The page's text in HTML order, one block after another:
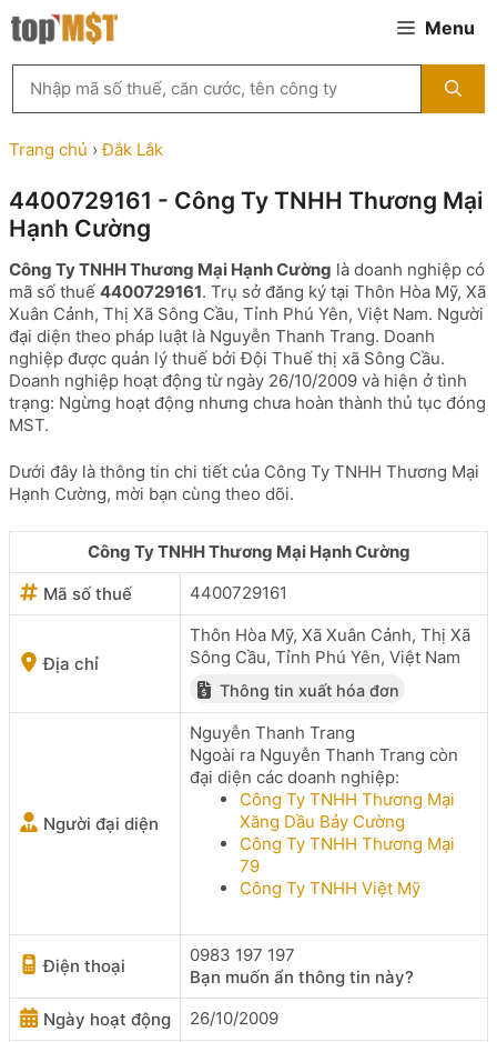
Chuyển
đến
Menu
kiếm
MST
theo
tên
ty,
người
diện
hoặc
mã
số
thuế
...
Trang chủ ›Đắk Lắk
4400729161 - Công Ty TNHH Thương Mại
Hạnh Cường
Công Ty TNHH Thương Mại Hạnh Cường là doanh nghiệp có
mã số thuế 4400729161. Trụ sở đăng ký tại Thôn Hòa Mỹ, Xã
Xuân Cảnh, Thị Xã Sông Cầu, Tỉnh Phú Yên, Việt Nam. Người
đại diện theo pháp luật là Nguyễn Thanh Trang. Doanh
nghiệp được quản lý thuế bởi Đội Thuế thị xã Sông Cầu.
Doanh nghiệp hoạt động từ ngày 26/10/2009 và hiện ở tình
trạng: Ngừng hoạt động nhưng chưa hoàn thành thủ tục đóng
MST.
Dưới đây là thông tin chi tiết của Công Ty TNHH Thương Mại
Hạnh Cường, mời bạn cùng theo dõi.
Công Ty TNHH Thương Mại Hạnh Cường
Mã số thuế
4400729161
Địa chỉ
Thôn Hòa Mỹ, Xã Xuân Cảnh, Thị Xã
Sông Cầu, Tỉnh Phú Yên, Việt Nam
Thông tin xuất hóa đơn
Người đại diện
Nguyễn Thanh Trang
Ngoài ra Nguyễn Thanh Trang còn
đại diện các doanh nghiệp:
Công Ty TNHH Thương Mại
Xăng Dầu Bảy Cường
Công Ty TNHH Thương Mại
79
Công Ty TNHH Việt Mỹ
Điện thoại
0983 197 197
Bạn muốn ẩn thông tin này?
Ngày hoạt động
26/10/2009